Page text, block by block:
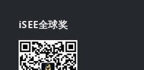
iSEE全球奖